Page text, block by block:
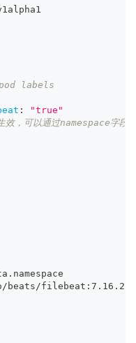
labels
:
"true"
，可以通过namespace字段
beats/filebeat : 7.16.2